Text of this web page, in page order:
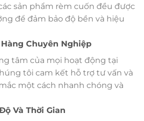
sản phẩm rèm cuốn đều được
để đảm bảo độ bền và hiệu
Chuyên Nghiệp
tâm của mọi hoạt động tại
tôi cam kết hỗ trợ tư vấn và
một cách nhanh chóng và
Và Thời Gian